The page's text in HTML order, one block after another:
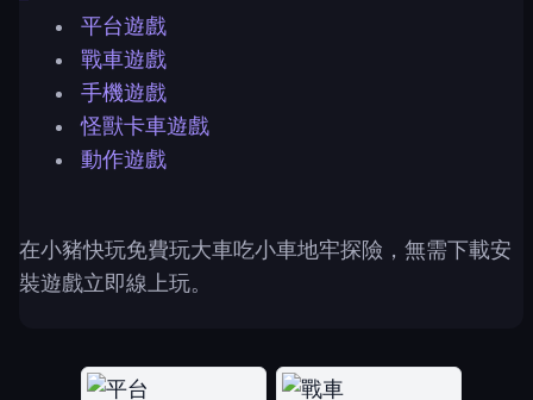
平台遊戲
戰車遊戲
手機遊戲
怪獸卡車遊戲
動作遊戲
在小豬快玩免費玩大車吃小車地牢探險，無需下載安
裝遊戲立即線上玩。